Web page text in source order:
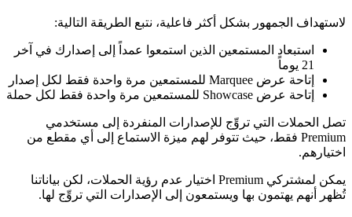
لاستهداف الجمهور بشكل أكثر فاعلية، نتبع الطريقة التالية:
استبعاد المستمعين الذين استمعوا عمداً إلى إصدارك في آخر
21 يوماً
إتاحة عرض Marquee للمستمعين مرة واحدة فقط لكل إصدار
إتاحة عرض Showcase للمستمعين مرة واحدة فقط لكل حملة
تصل الحملات التي تروِّج للإصدارات المنفردة إلى مستخدمي
Premium فقط، حيث تتوفر لهم ميزة الاستماع إلى أي مقطع من
اختيارهم.
يمكن لمشتركي Premium اختيار عدم رؤية الحملات، لكن بياناتنا
تُظهر أنهم يهتمون بها ويستمعون إلى الإصدارات التي تروِّج لها.